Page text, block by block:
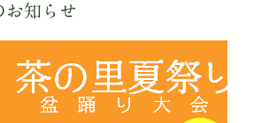
お知らせ